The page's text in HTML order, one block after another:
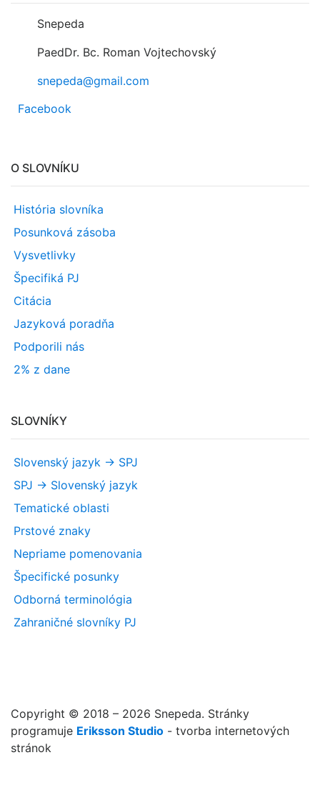
Snepeda
PaedDr. Bc. Roman Vojtechovský
snepeda@gmail.com
Facebook
O SLOVNÍKU
História slovníka
Posunková zásoba
Vysvetlivky
Špecifiká PJ
Citácia
Jazyková poradňa
Podporili nás
2% z dane
SLOVNÍKY
Slovenský jazyk -> SPJ
SPJ -> Slovenský jazyk
Tematické oblasti
Prstové znaky
Nepriame pomenovania
Špecifické posunky
Odborná terminológia
Zahraničné slovníky PJ
Copyright © 2018 – 2026 Snepeda. Stránky
programuje Eriksson Studio - tvorba internetových
stránok